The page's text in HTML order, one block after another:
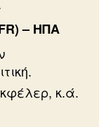
– ΗΠΑ
κ.ά.